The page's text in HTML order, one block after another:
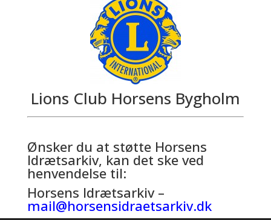
Lions Club Horsens Bygholm
Ønsker du at støtte Horsens
Idrætsarkiv, kan det ske ved
henvendelse til:
Horsens Idrætsarkiv –
mail@horsensidraetsarkiv.dk